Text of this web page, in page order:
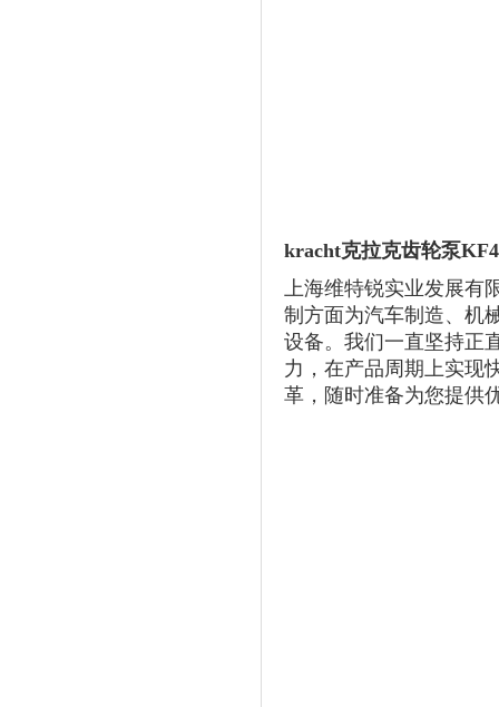
kracht克拉克齿轮泵
上海维特锐实业发展有
制方面为汽车制造、机
设备。我们一直坚持正
力，在产品周期上实现
革，随时准备为您提供